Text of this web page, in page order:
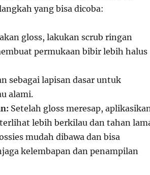
yang bisa dicoba:
gloss, lakukan scrub ringan
permukaan bibir lebih halus
sebagai lapisan dasar untuk
alami.
Setelah gloss meresap,
lebih berkilau dan tahan
mudah dibawa dan bisa
kelembapan dan penampilan